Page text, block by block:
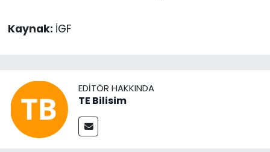
Kaynak: İGF
EDITÖR HAKKINDA
TE Bilisim